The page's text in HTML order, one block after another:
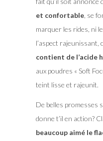
et confortable, se
marquer les rides, ni
l’aspect rajeunissant,
contient de l’acide
aux poudres « Soft
teint lisse et rajeunit.
De belles promesses
donne t’il en action?
beaucoup aimé le